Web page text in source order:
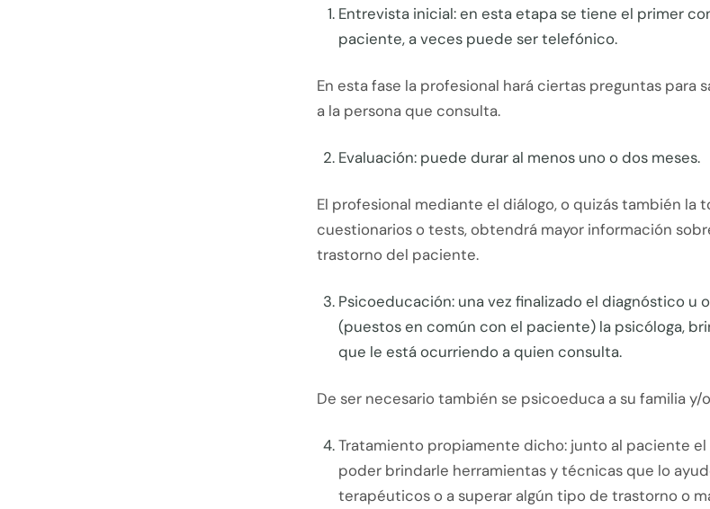
Entrevista inicial: en esta etapa se tiene el primer
paciente, a veces puede ser telefónico.
En esta fase la profesional hará ciertas preguntas para
a la persona que consulta.
Evaluación: puede durar al menos uno o dos meses.
El profesional mediante el diálogo, o quizás también la
cuestionarios o tests, obtendrá mayor información
trastorno del paciente.
Psicoeducación: una vez finalizado el diagnóstico u
(puestos en común con el paciente) la psicóloga,
que le está ocurriendo a quien consulta.
De ser necesario también se psicoeduca a su familia y/
Tratamiento propiamente dicho: junto al paciente
poder brindarle herramientas y técnicas que lo
terapéuticos o a superar algún tipo de trastorno o